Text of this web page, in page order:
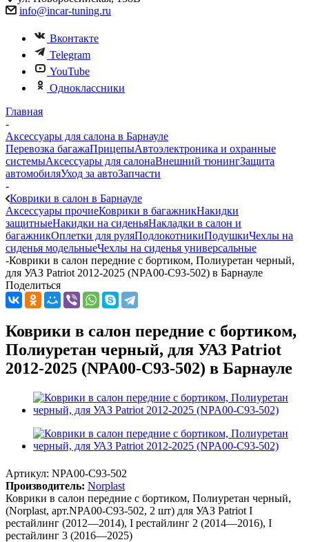
info@incar-tuning.ru
Вконтакте
Telegram
YouTube
Одноклассники
Главная
-
Аксессуары для салона в Барнауле
Перевозка багажаПрицепыАвтоэлектроника и охранные
системыАксессуары для салонаВнешний тюнингЗащита
автомобиляУход за автоЗапчасти
-
Коврики в салон в Барнауле
Аксессуары прочиеКоврики в багажникНакидки
защитныеНакидки на сиденьяНакладки в салон и
багажникОплетки для руляПодлокотникиПодушкиЧехлы на
сиденья модельныеЧехлы на сиденья универсальные
-Коврики в салон передние с бортиком, Полиуретан черный,
для УАЗ Patriot 2012-2025 (NPA00-C93-502) в Барнауле
Поделиться
Коврики в салон передние с бортиком,
Полиуретан черный, для УАЗ Patriot
2012-2025 (NPA00-C93-502) в Барнауле
Артикул: NPA00-C93-502
Производитель: Norplast
Коврики в салон передние с бортиком, Полиуретан черный,
(Norplast, арт.NPA00-C93-502, 2 шт) для УАЗ Patriot I
рестайлинг (2012—2014), I рестайлинг 2 (2014—2016), I
рестайлинг 3 (2016—2025)